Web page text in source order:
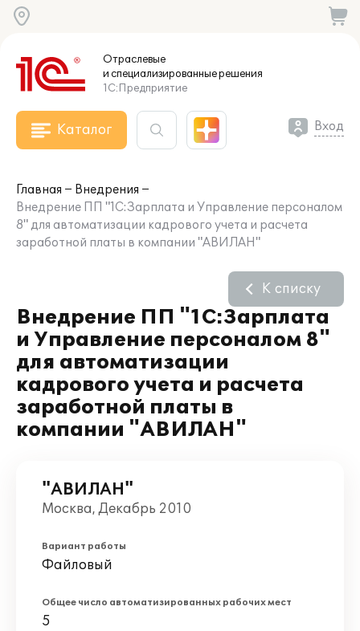
Отраслевые
и специализированныерешения
1С:Предприятие
Каталог Вход
Главная
Внедрения
Внедрение ПП "1С:Зарплата и Управление персоналом
8" для автоматизации кадрового учета и расчета
заработной платы в компании "АВИЛАН"
Внедрение ПП "1С:Зарплата
и Управление персоналом 8"
для автоматизации
кадрового учета и расчета
заработной платы в
компании "АВИЛАН"
К списку
"АВИЛАН"
Москва, Декабрь 2010
Вариант работы
Файловый
Общее число автоматизированных рабочих мест
5